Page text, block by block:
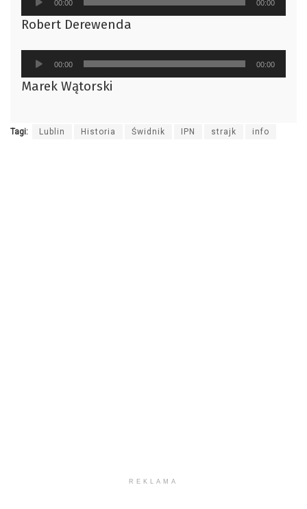
plików
dźwiękowych
00:00 00:00
Robert Derewenda
Odtwarzacz
plików
dźwiękowych
00:00 00:00
Marek Wątorski
Tagi: Lublin Historia Świdnik IPN strajk info
REKLAMA